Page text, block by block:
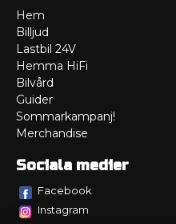
Hem
Billjud
Lastbil 24V
Hemma HiFi
Bilvård
Guider
Sommarkampanj!
Merchandise
Sociala medier
Facebook
Instagram